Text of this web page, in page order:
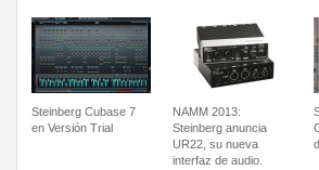
Steinberg Cubase 7
en Versión Trial
NAMM 2013:
Steinberg anuncia
UR22, su nueva
interfaz de audio.